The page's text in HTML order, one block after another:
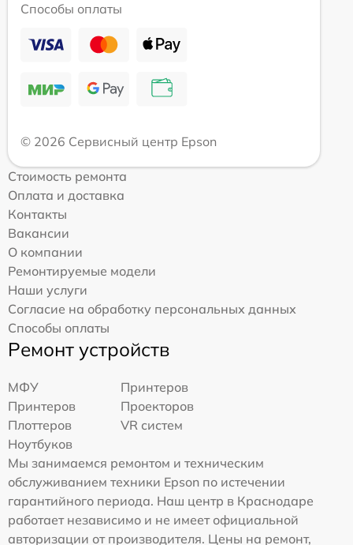
Способы оплаты
© 2026 Сервисный центр Epson
Стоимость ремонта
Оплата и доставка
Контакты
Вакансии
О компании
Ремонтируемые модели
Наши услуги
Согласие на обработку персональных данных
Способы оплаты
Ремонт устройств
МФУ
Принтеров
Принтеров
Проекторов
Плоттеров
VR систем
Ноутбуков
Мы занимаемся ремонтом и техническим
обслуживанием техники Epson по истечении
гарантийного периода. Наш центр в Краснодаре
работает независимо и не имеет официальной
авторизации от производителя. Цены на ремонт,